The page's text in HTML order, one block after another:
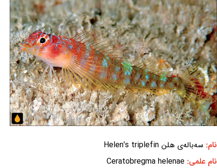
نام: سه‌باله‌ی هلن Helen's triplefin
نام علمی: Ceratobregma helenae